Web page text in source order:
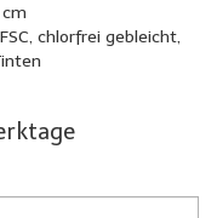
chlorfrei gebleicht,